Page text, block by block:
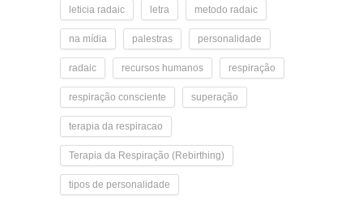
leticia radaic letra metodo radaic
na mídia palestras personalidade
radaic recursos humanos respiração
respiração consciente superação
terapia da respiracao
Terapia da Respiração (Rebirthing)
tipos de personalidade